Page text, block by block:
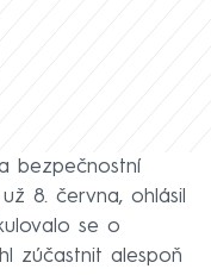
bezpečnostní
8. června, ohlásil
se o
zúčastnit alespoň